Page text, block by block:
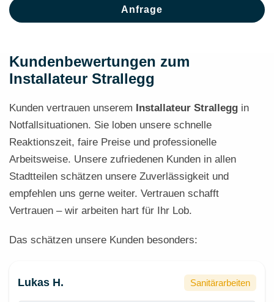
Anfrage
Kundenbewertungen zum
Installateur Strallegg
Kunden vertrauen unserem Installateur Strallegg in
Notfallsituationen. Sie loben unsere schnelle
Reaktionszeit, faire Preise und professionelle
Arbeitsweise. Unsere zufriedenen Kunden in allen
Stadtteilen schätzen unsere Zuverlässigkeit und
empfehlen uns gerne weiter. Vertrauen schafft
Vertrauen – wir arbeiten hart für Ihr Lob.
Das schätzen unsere Kunden besonders:
Lukas H. Sanitärarbeiten